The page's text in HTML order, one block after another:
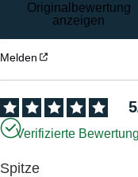
Originalbewertung
anzeigen
Melden
5
Verifizierte
Spitze